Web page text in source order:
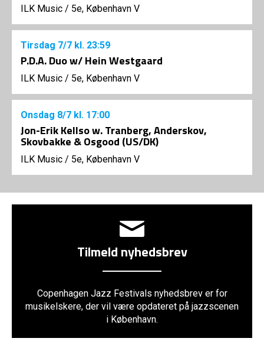
ILK Music / 5e, København V
Tirsdag 7/7 kl. 23:59
P.D.A. Duo w/ Hein Westgaard
ILK Music / 5e, København V
Onsdag 8/7 kl. 17:00
Jon-Erik Kellso w. Tranberg, Anderskov,
Skovbakke & Osgood (US/DK)
ILK Music / 5e, København V
Tilmeld nyhedsbrev
Copenhagen Jazz Festivals nyhedsbrev er for
musikelskere, der vil være opdateret på jazzscenen
i København.